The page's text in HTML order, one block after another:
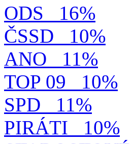
ODS
16%
ČSSD
10%
ANO
11%
TOP 09
10%
SPD
11%
PIRÁTI
10%